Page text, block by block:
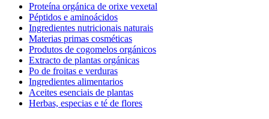
Proteína orgánica de orixe vexetal
Péptidos e aminoácidos
Ingredientes nutricionais naturais
Materias primas cosméticas
Produtos de cogomelos orgánicos
Extracto de plantas orgánicas
Po de froitas e verduras
Ingredientes alimentarios
Aceites esenciais de plantas
Herbas, especias e té de flores